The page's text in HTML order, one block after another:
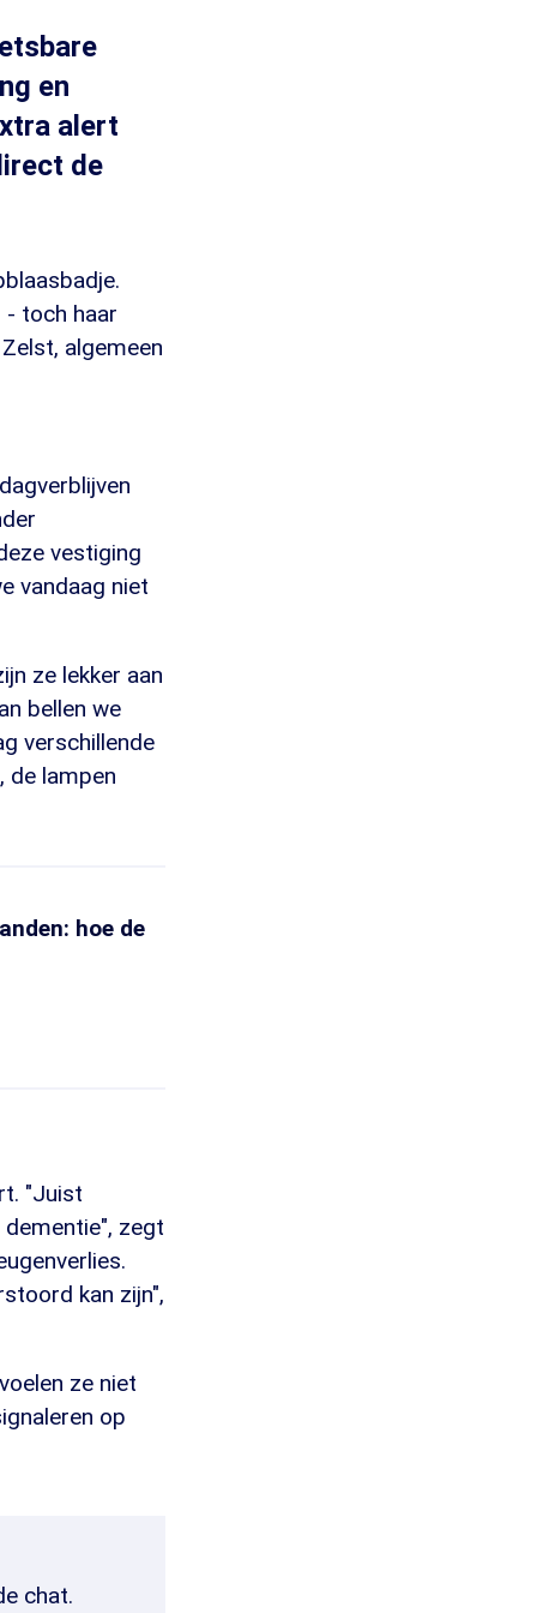
en
alert
de
- toch haar
algemeen
vestiging
vandaag niet
ze lekker aan
bellen we
verschillende
de lampen
hoe de
"Juist
zegt
kan zijn",
ze niet
op
chat.